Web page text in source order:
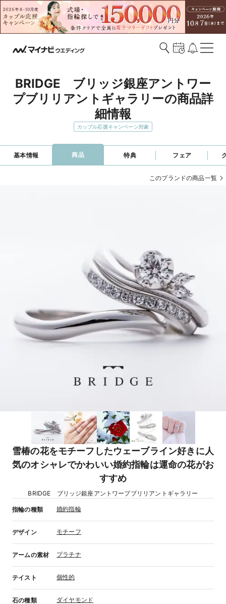
BRIDGE　ブリッジ銀座アントワー
プブリリアントギャラリーの商品詳
細情報
カップル応援キャンペーン対象
基本情報 商品 特典 フェア
このブランドの商品一覧
雪椿の花をモチーフしたウェーブライン好きに人
気のオシャレでかわいい婚約指輪は運命の花がお
すすめ
BRIDGE ブリッジ銀座アントワープブリリアントギャラリー
指輪の種類 婚約指輪
デザイン モチーフ
アームの素材 プラチナ
テイスト 個性的
石の種類 ダイヤモンド